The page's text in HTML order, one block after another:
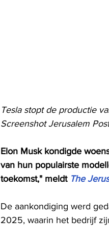
Tesla stopt de productie
Screenshot Jerusalem Post
Elon Musk kondigde
van hun populairste
toekomst," meldt The
De aankondiging werd
2025, waarin het bedrijf